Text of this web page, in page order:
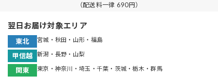
（配送料一律 690円）
翌日お届け対象エリア
東北 宮城・秋田・山形・福島
甲信越 新潟・長野・山梨
関東 東京・神奈川・埼玉・千葉・茨城・栃木・群馬